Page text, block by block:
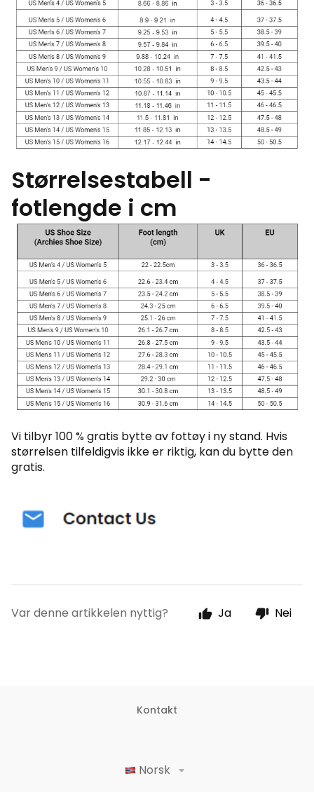
Størrelsestabell -
fotlengde i cm
Vi tilbyr 100 % gratis bytte av fottøy i ny stand. Hvis
størrelsen tilfeldigvis ikke er riktig, kan du bytte den
gratis.
Var denne artikkelen nyttig? Ja Nei
Kontakt
Norsk